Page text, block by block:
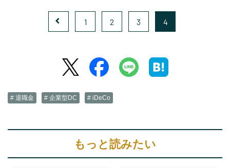
1 2 3 4
# 退職金 # 企業型DC # iDeCo
もっと読みたい